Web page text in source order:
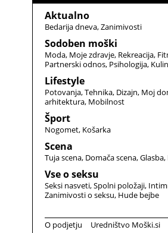
Aktualno
Bedarija dneva Zanimivosti
Sodoben moški
Moda Moje zdravje Rekreacija
Partnerski odnos Psihologija
Lifestyle
Potovanja Tehnika Dizajn Moj
arhitektura Mobilnost
Šport
Nogomet Košarka
Scena
Tuja scena Domača scena Glasba
Vse o seksu
Seksi nasveti Spolni položaji
Zanimivosti o seksu Hude bejbe
O podjetju Uredništvo Moški.si